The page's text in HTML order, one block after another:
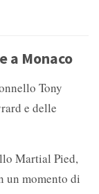
a Monaco
Tony
e delle
Martial Pied,
un momento di